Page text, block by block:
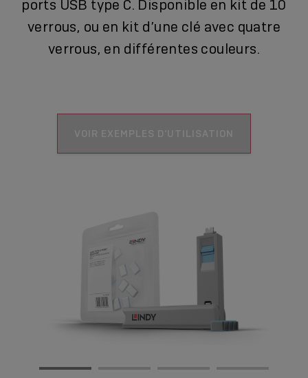
ports USB type C. Disponible en kit de 10
verrous, ou en kit d’une clé avec quatre
verrous, en différentes couleurs.
VOIR EXEMPLES D’UTILISATION